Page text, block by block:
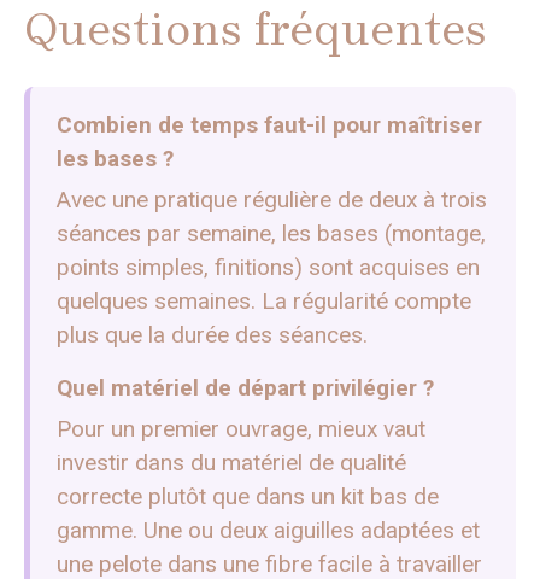
Questions fréquentes
Combien de temps faut-il pour maîtriser
les bases ?
Avec une pratique régulière de deux à trois
séances par semaine, les bases (montage,
points simples, finitions) sont acquises en
quelques semaines. La régularité compte
plus que la durée des séances.
Quel matériel de départ privilégier ?
Pour un premier ouvrage, mieux vaut
investir dans du matériel de qualité
correcte plutôt que dans un kit bas de
gamme. Une ou deux aiguilles adaptées et
une pelote dans une fibre facile à travailler